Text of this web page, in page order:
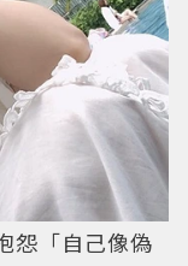
怨「自己像偽